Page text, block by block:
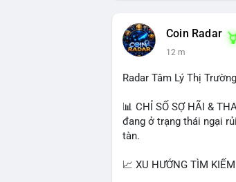
Coin Radar
12 m
Radar Tâm Lý Thị
📊 CHỈ SỐ SỢ HÃI &
đang ở trạng thái ngại
tàn.
📈 XU HƯỚNG TÌM